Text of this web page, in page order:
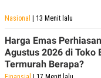
RT
S
N
G
Nasional | 13 Menit lalu
Harga Emas
Agustus 2026 di Toko
Termurah Berapa?